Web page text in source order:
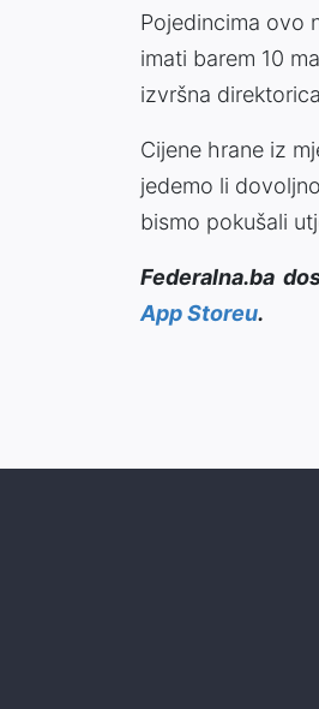
Pojedincima ovo
imati barem 10
izvršna
Cijene hrane iz
jedemo li
bismo pokušali
Federalna.ba
App Storeu.